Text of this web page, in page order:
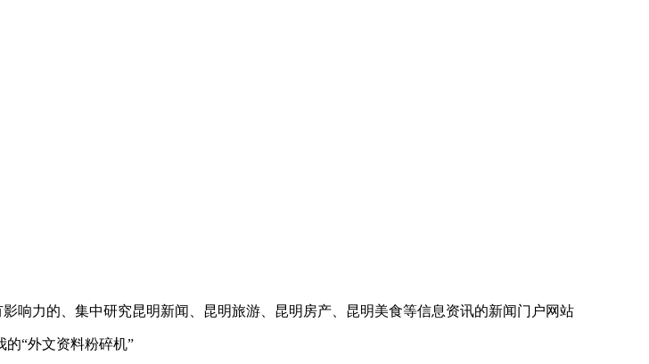
响力的、集中研究昆明新闻、昆明旅游、昆明房产、昆明美食等信息资讯的新闻门户网站
的“外文资料粉碎机”